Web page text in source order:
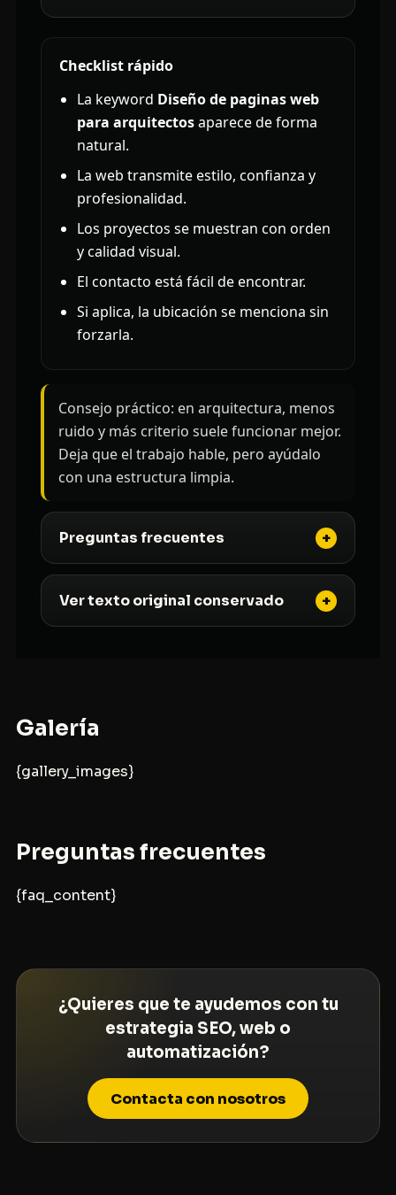
Checklist rápido
La keyword Diseño de paginas web
para arquitectosaparece de forma
natural.
La web transmite estilo, confianza y
profesionalidad.
Los proyectos se muestran con orden
y calidad visual.
El contacto está fácil de encontrar.
Si aplica, la ubicación se menciona sin
forzarla.
Consejo práctico: en arquitectura, menos
ruido y más criterio suele funcionar mejor.
Deja que el trabajo hable, pero ayúdalo
con una estructura limpia.
Preguntas frecuentes
Ver texto original conservado
Galería
{gallery_images}
Preguntas frecuentes
{faq_content}
¿Quieres que te ayudemos con tu
estrategia SEO, web o
automatización?
Contacta con nosotros